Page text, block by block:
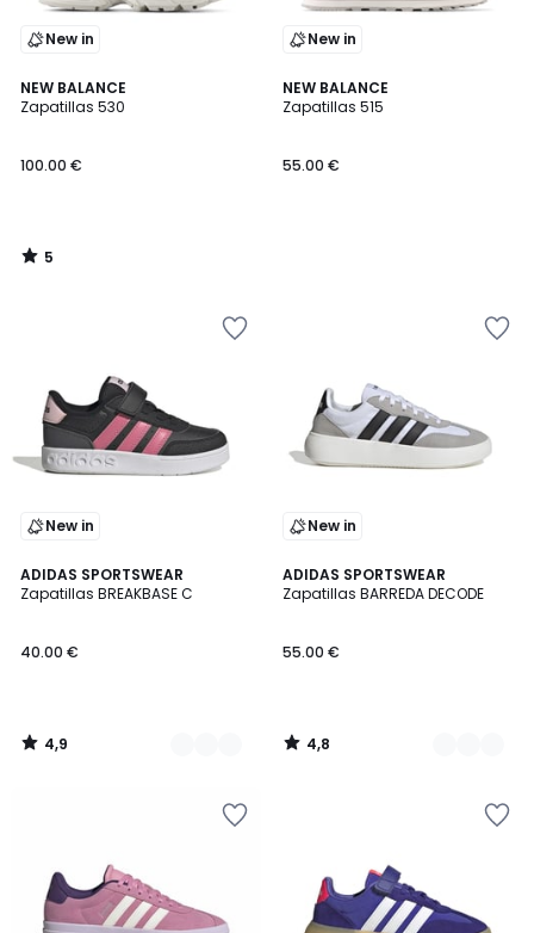
New in
NEW BALANCE
Zapatillas 530
100.00 €
5
/
5
/
New in
NEW BALANCE
Zapatillas 515
55.00 €
New in
ADIDAS SPORTSWEAR
Zapatillas BREAKBASE C
40.00 €
4,9
/ 5
2
Colores
4,9
/
New in
ADIDAS SPORTSWEAR
Zapatillas BARREDA DECODE
55.00 €
4,8
/ 5
2
Colores
4,8
/